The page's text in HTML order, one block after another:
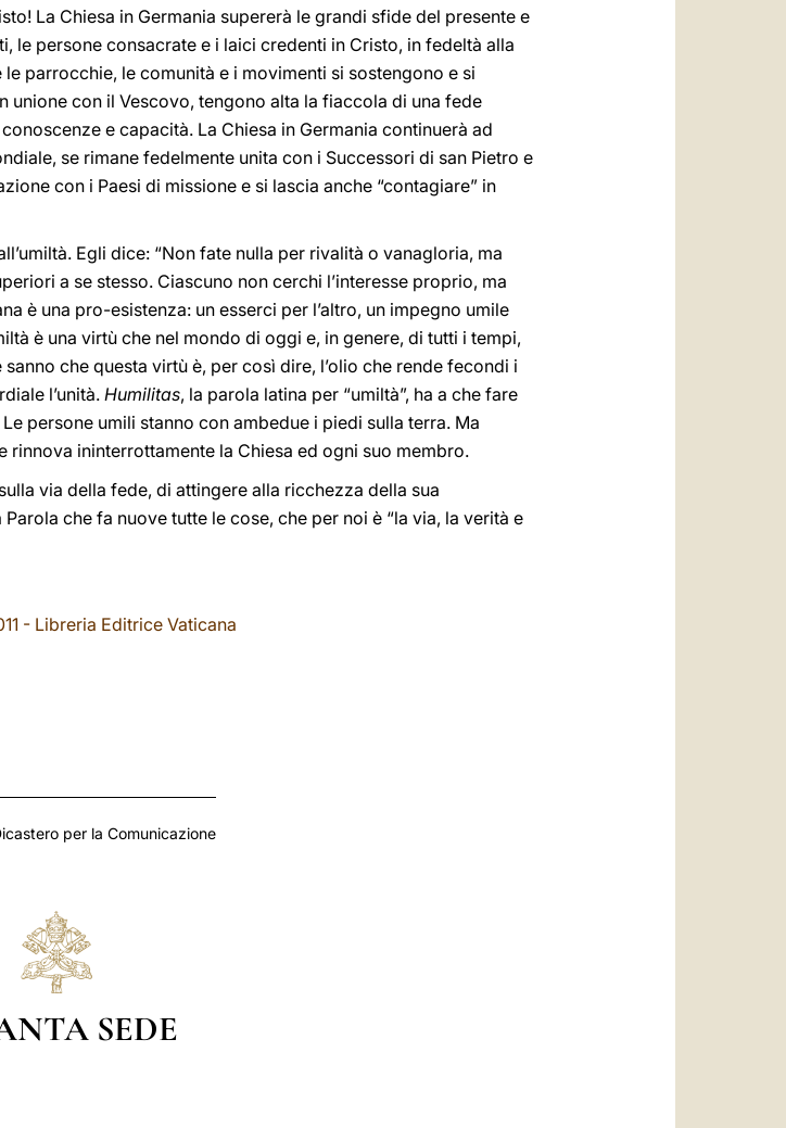
La Chiesa in Germania supererà le grandi sfide del presente e
le persone consacrate e i laici credenti in Cristo, in fedeltà alla
parrocchie, le comunità e i movimenti si sostengono e si
con il Vescovo, tengono alta la fiaccola di una fede
e capacità. La Chiesa in Germania continuerà ad
se rimane fedelmente unita con i Successori di san Pietro e
con i Paesi di missione e si lascia anche “contagiare” in
Egli dice: “Non fate nulla per rivalità o vanagloria, ma
a se stesso. Ciascuno non cerchi l’interesse proprio, ma
è una pro-esistenza: un esserci per l’altro, un impegno umile
è una virtù che nel mondo di oggi e, in genere, di tutti i tempi,
che questa virtù è, per così dire, l’olio che rende fecondi i
l’unità. Humilitas, la parola latina per “umiltà”, ha a che fare
persone umili stanno con ambedue i piedi sulla terra. Ma
ininterrottamente la Chiesa ed ogni suo membro.
via della fede, di attingere alla ricchezza della sua
che fa nuove tutte le cose, che per noi è “la via, la verità e
- Libreria Editrice Vaticana
per la Comunicazione
SEDE